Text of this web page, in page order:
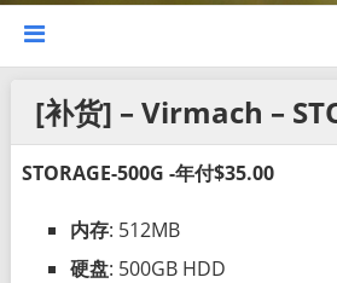
[补货] – Virmach –
STORAGE-500G -年付$35.00
内存: 512MB
硬盘: 500GB HDD